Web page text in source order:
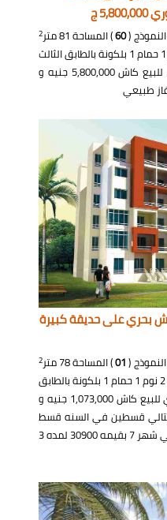
ج
(
60) المساحة 81 متر 2
بحري تطل على حديقة تشمل 2 نوم 1 حمام 1 بلكونة بالطابق الثالث
تشطيب سوبر لوكس إستلام فوري للبيع كاش 5,800,000 جنيه و
طبيعي
بحري على حديقة كبيرة
(
01) المساحة 78 متر 2
بحري تطل على حديقة كبيرة تشمل 2 نوم 1 حمام 1 بلكونة بالطابق
الثالث تشطيب الشركة إستلام فوري للبيع كاش 1,073,000 جنيه و
مقسمه كالتالي قسطين في السنه قسط
في شهر 1 بقيمه 38700 وقسط في شهر 7 بقيمه 30900 لمده 3